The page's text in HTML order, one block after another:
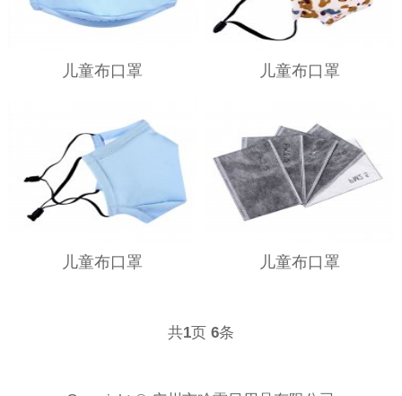
儿童布口罩 儿童布口罩
儿童布口罩 儿童布口罩
共1页 6条